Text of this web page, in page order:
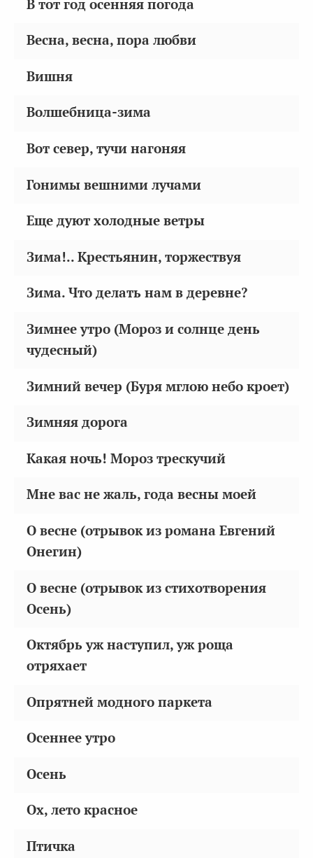
В тот год осенняя погода
Весна, весна, пора любви
Вишня
Волшебница-зима
Вот север, тучи нагоняя
Гонимы вешними лучами
Еще дуют холодные ветры
Зима!.. Крестьянин, торжествуя
Зима. Что делать нам в деревне?
Зимнее утро (Мороз и солнце день
чудесный)
Зимний вечер (Буря мглою небо кроет)
Зимняя дорога
Какая ночь! Мороз трескучий
Мне вас не жаль, года весны моей
О весне (отрывок из романа Евгений
Онегин)
О весне (отрывок из стихотворения
Осень)
Октябрь уж наступил, уж роща
отряхает
Опрятней модного паркета
Осеннее утро
Осень
Ох, лето красное
Птичка